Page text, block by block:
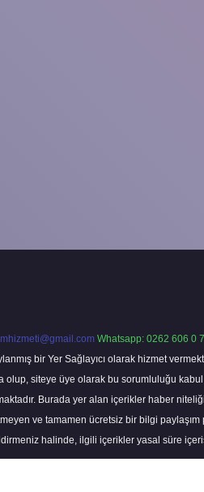
Whatsapp: 0262 606 0
bir Yer Sağlayıcı olarak hizmet
siteye üye olarak bu sorumluluğu
Burada yer alan içerikler haber
ve tamamen ücretsiz bir bilgi
halinde, ilgili içerikler yasal süre